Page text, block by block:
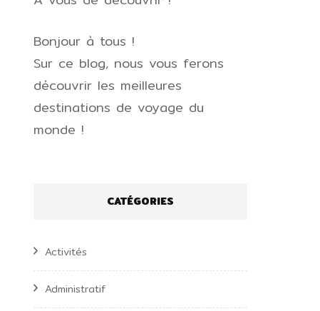
Bonjour à tous !
Sur ce blog, nous vous ferons
découvrir les meilleures
destinations de voyage du
monde !
CATÉGORIES
Activités
Administratif